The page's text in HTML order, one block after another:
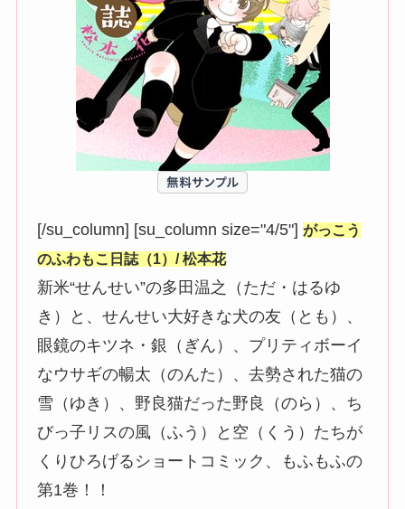
[/su_column] [su_column size="4/5"]がっこう
のふわもこ日誌（1）/ 松本花
新米“せんせい”の多田温之（ただ・はるゆ
き）と、せんせい大好きな犬の友（とも）、
眼鏡のキツネ・銀（ぎん）、プリティボーイ
なウサギの暢太（のんた）、去勢された猫の
雪（ゆき）、野良猫だった野良（のら）、ち
びっ子リスの風（ふう）と空（くう）たちが
くりひろげるショートコミック、もふもふの
第1巻！！